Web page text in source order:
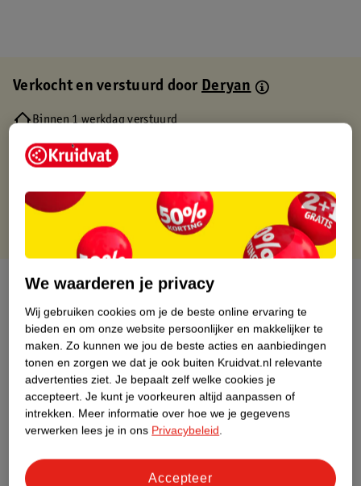
Verkocht en verstuurd doorDeryan
Binnen 1 werkdag verstuurd
Gratis retourneren via verkooppartner.
Over dit product
Productinformatie
Etiketinformatie
Nature Impact Score
Dit product heeft (nog) geen Nature
Impact Score.
Meer informatie
We waarderen je privacy
Wij gebruiken cookies om je de beste online ervaring te
bieden en om onze website persoonlijker en makkelijker te
maken. Zo kunnen we jou de beste acties en aanbiedingen
tonen en zorgen we dat je ook buiten Kruidvat.nl relevante
advertenties ziet. Je bepaalt zelf welke cookies je
accepteert. Je kunt je voorkeuren altijd aanpassen of
intrekken. Meer informatie over hoe we je gegevens
verwerken lees je in ons Privacybeleid.
Accepteer